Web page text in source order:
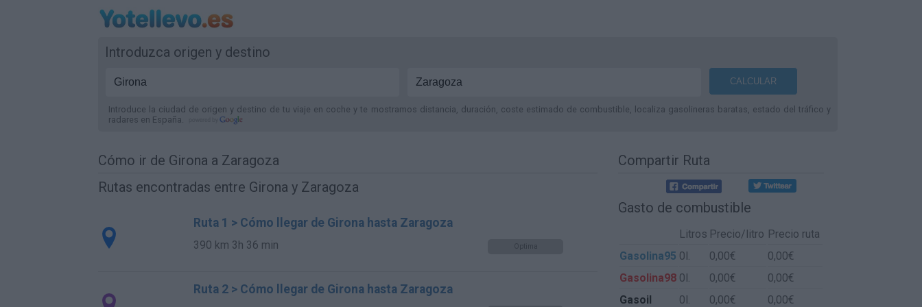
Introduzca origen y destino
Introduce la ciudad de origen y destino de tu viaje en coche y te mostramos distancia, duración, coste estimado de combustible, localiza gasolineras baratas, estado del tráfico y
radares en España.
Cómo ir de Girona a Zaragoza
Rutas encontradas entre Girona y Zaragoza
Ruta 1 > Cómo llegar de Girona hasta Zaragoza
390 km 3h 36 min Optima
Ruta 2 > Cómo llegar de Girona hasta Zaragoza
Compartir Ruta
Gasto de combustible
Litros Precio/litro Precio ruta
Gasolina95 0l. 0,00€
0,00€
Gasolina98 0l. 0,00€
0,00€
Gasoil
0l. 0,00€
0,00€